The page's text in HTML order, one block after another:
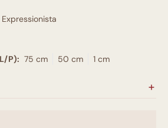
Expressionista
P): 75 cm 50 cm 1 cm